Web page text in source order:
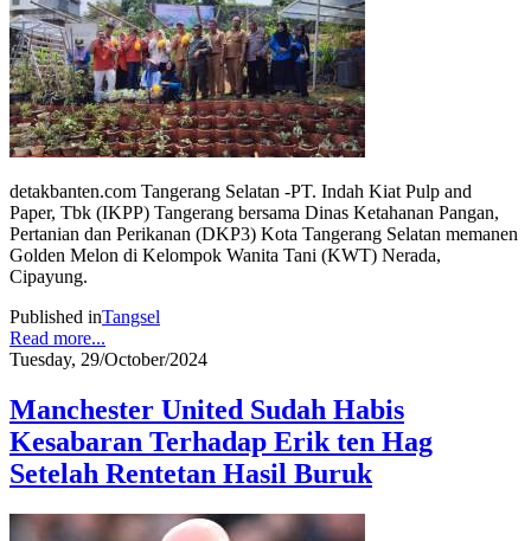
detakbanten.com Tangerang Selatan -PT. Indah Kiat Pulp and
Paper, Tbk (IKPP) Tangerang bersama Dinas Ketahanan Pangan,
Pertanian dan Perikanan (DKP3) Kota Tangerang Selatan memanen
Golden Melon di Kelompok Wanita Tani (KWT) Nerada,
Cipayung.
Published inTangsel
Read more...
Tuesday, 29/October/2024
Manchester United Sudah Habis
Kesabaran Terhadap Erik ten Hag
Setelah Rentetan Hasil Buruk